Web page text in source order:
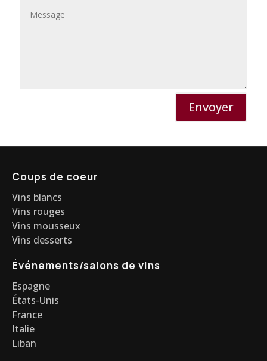
Envoyer
Coups de coeur
Vins blancs
Vins rouges
Vins mousseux
Vins desserts
Événements/salons de vins
Espagne
États-Unis
France
Italie
Liban